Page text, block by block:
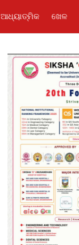
ଆଧ୍ୟାତ୍ମିକ ଖେଳ